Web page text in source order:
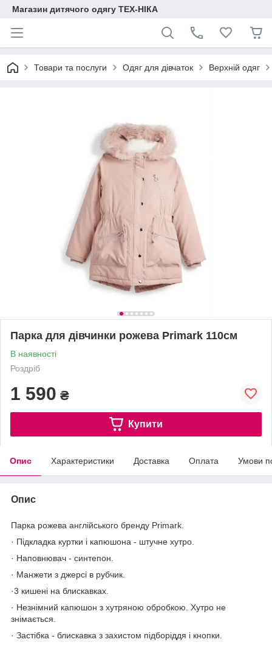
Магазин дитячого одягу ТЕХ-НІКА
Товари та послуги Одяг для дівчаток Верхній одяг
Парка для дівчинки рожева Primark 110см
В наявності
Роздріб
1 590 ₴
Купити
Опис Характеристики Доставка Оплата Умови
Опис
Парка рожева англійського бренду Primark.
· Підкладка куртки і капюшона - штучне хутро.
· Наповнювач - синтепон.
· Манжети з джерсі в рубчик.
·3 кишені на блискавках.
· Незнімний капюшон з хутряною обробкою. Хутро не
знімається.
· Застібка - блискавка з захистом підборіддя і кнопки.